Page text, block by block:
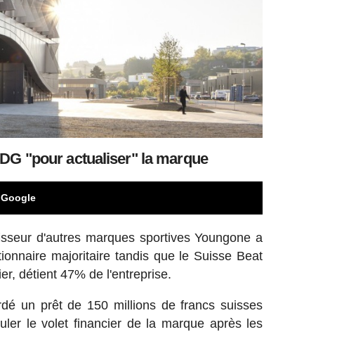
"pour actualiser" la marque
d'autres marques sportives Youngone a
majoritaire tandis que le Suisse Beat
détient 47% de l'entreprise.
un prêt de 150 millions de francs suisses
le volet financier de la marque après les